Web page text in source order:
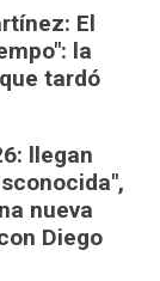
El
la
tardó
llegan
nueva
Diego